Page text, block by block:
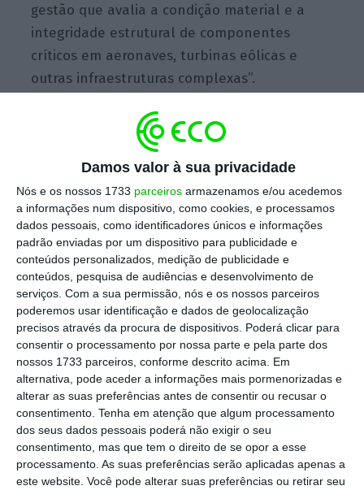
Damos valor à sua privacidade
Nós e os nossos 1733 parceiros armazenamos e/ou acedemos
a informações num dispositivo, como cookies, e processamos
dados pessoais, como identificadores únicos e informações
padrão enviadas por um dispositivo para publicidade e
conteúdos personalizados, medição de publicidade e
conteúdos, pesquisa de audiências e desenvolvimento de
serviços. Com a sua permissão, nós e os nossos parceiros
poderemos usar identificação e dados de geolocalização
precisos através da procura de dispositivos. Poderá clicar para
consentir o processamento por nossa parte e pela parte dos
nossos 1733 parceiros, conforme descrito acima. Em
alternativa, pode aceder a informações mais pormenorizadas e
alterar as suas preferências antes de consentir ou recusar o
consentimento. Tenha em atenção que algum processamento
dos seus dados pessoais poderá não exigir o seu
consentimento, mas que tem o direito de se opor a esse
processamento. As suas preferências serão aplicadas apenas a
este website. Você pode alterar suas preferências ou retirar seu
gestão que avalia a condição material e a
integridade estrutural de componentes
críticos em aeronaves, turbinas eólicas e
outras infraestruturas complexas”.
"Uma ferramenta de gestão que
avalia a condição material e a
integridade estrutural de
componentes críticos em aeronaves,
turbinas eólicas e outras
infraestruturas complexas.”
Gustavo Rodrigues Dias
Ceo da Critical Materials
A entrada da Critical
Software
A empresa que nasceu oficialmente em 2009,
resulta da transferência de conhecimento
tecnológico a partir da Universidade do
Minho. Gustavo Rodrigues Dias e Júlio Viana,